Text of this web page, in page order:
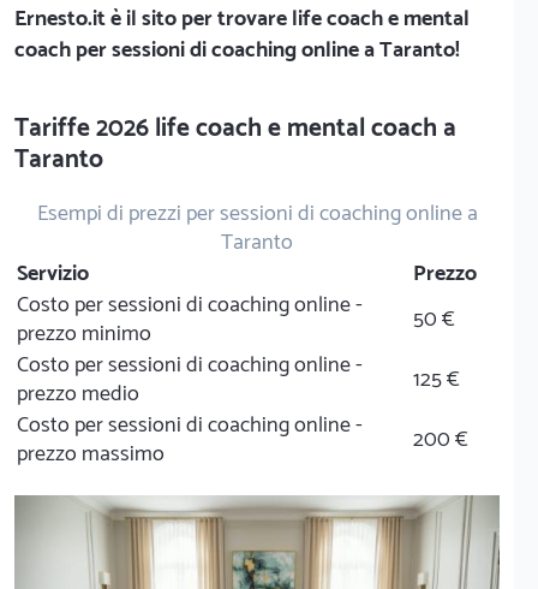
Ernesto.itè il sito per trovare life coach e mental
coach per sessioni di coaching online a Taranto!
Tariffe 2026 life coach e mental coach a
Taranto
Esempi di prezzi per sessioni di coaching online a
Taranto
Servizio
Prezzo
Costo per sessioni di coaching online -
prezzo minimo
50 €
Costo per sessioni di coaching online -
prezzo medio
125 €
Costo per sessioni di coaching online -
prezzo massimo
200 €